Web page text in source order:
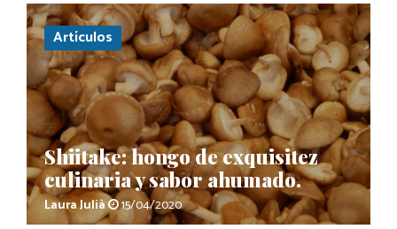
Artículos
Shiitake: hongo de exquisitez
culinaria y sabor ahumado.
Laura Julià 15/04/2020